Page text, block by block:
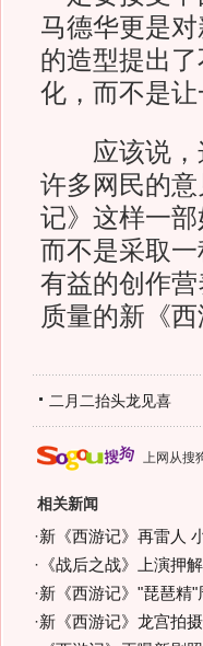
马德华更是
的造型提出
化，而不是
应该说，这
许多网民的
记》这样一
而不是采取
有益的创作
质量的新《
二月二抬头龙见喜
上网从搜
相关新闻
·新《西游记》再雷人
· 《战后之战》上演押
·新《西游记》"琵琶精
·新《西游记》龙宫拍